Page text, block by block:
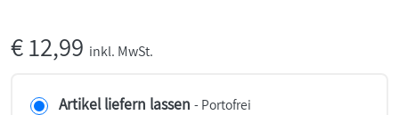
€12,99 inkl. MwSt.
Artikel liefern lassen - Portofrei